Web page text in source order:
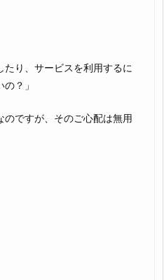
たり、サービスを利用するに
？」
のですが、そのご心配は無用